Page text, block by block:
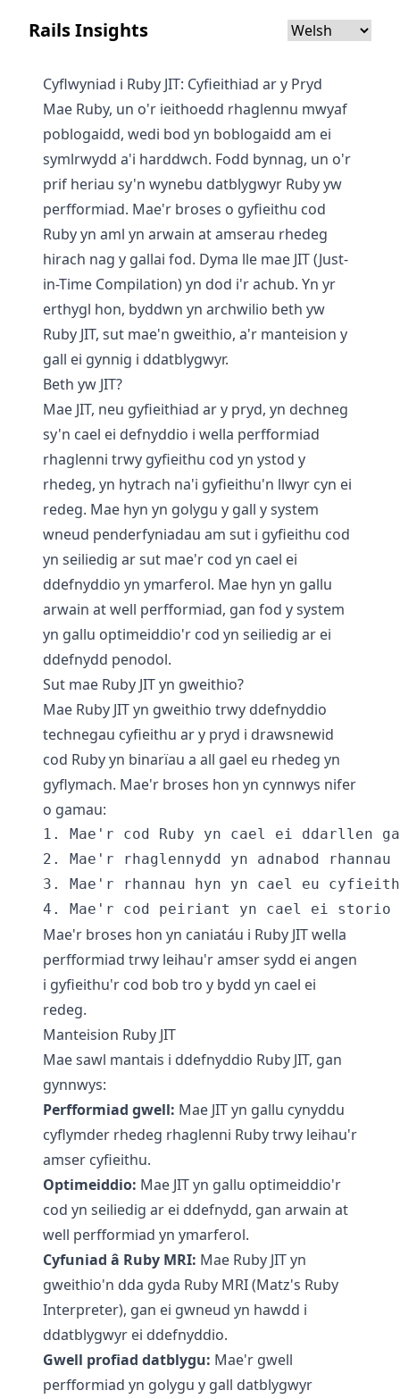
Rails Insights
Cyflwyniad i Ruby JIT: Cyfieithiad ar y Pryd
Mae Ruby, un o'r ieithoedd rhaglennu mwyaf
poblogaidd, wedi bod yn boblogaidd am ei
symlrwydd a'i harddwch. Fodd bynnag, un o'r
prif heriau sy'n wynebu datblygwyr Ruby yw
perfformiad. Mae'r broses o gyfieithu cod
Ruby yn aml yn arwain at amserau rhedeg
hirach nag y gallai fod. Dyma lle mae JIT (Just-
in-Time Compilation) yn dod i'r achub. Yn yr
erthygl hon, byddwn yn archwilio beth yw
Ruby JIT, sut mae'n gweithio, a'r manteision y
gall ei gynnig i ddatblygwyr.
Beth yw JIT?
Mae JIT, neu gyfieithiad ar y pryd, yn dechneg
sy'n cael ei defnyddio i wella perfformiad
rhaglenni trwy gyfieithu cod yn ystod y
rhedeg, yn hytrach na'i gyfieithu'n llwyr cyn ei
redeg. Mae hyn yn golygu y gall y system
wneud penderfyniadau am sut i gyfieithu cod
yn seiliedig ar sut mae'r cod yn cael ei
ddefnyddio yn ymarferol. Mae hyn yn gallu
arwain at well perfformiad, gan fod y system
yn gallu optimeiddio'r cod yn seiliedig ar ei
ddefnydd penodol.
Sut mae Ruby JIT yn gweithio?
Mae Ruby JIT yn gweithio trwy ddefnyddio
technegau cyfieithu ar y pryd i drawsnewid
cod Ruby yn binarïau a all gael eu rhedeg yn
gyflymach. Mae'r broses hon yn cynnwys nifer
o gamau:
1. Mae'r cod Ruby yn cael ei ddarllen
2. Mae'r rhaglennydd yn adnabod
3. Mae'r rhannau hyn yn cael eu
Mae'r broses hon yn caniatáu i Ruby JIT wella
perfformiad trwy leihau'r amser sydd ei angen
i gyfieithu'r cod bob tro y bydd yn cael ei
redeg.
Manteision Ruby JIT
Mae sawl mantais i ddefnyddio Ruby JIT, gan
gynnwys:
Perfformiad gwell: Mae JIT yn gallu cynyddu
cyflymder rhedeg rhaglenni Ruby trwy leihau'r
amser cyfieithu.
Optimeiddio: Mae JIT yn gallu optimeiddio'r
cod yn seiliedig ar ei ddefnydd, gan arwain at
well perfformiad yn ymarferol.
Cyfuniad â Ruby MRI: Mae Ruby JIT yn
gweithio'n dda gyda Ruby MRI (Matz's Ruby
Interpreter), gan ei gwneud yn hawdd i
ddatblygwyr ei ddefnyddio.
Gwell profiad datblygu: Mae'r gwell
perfformiad yn golygu y gall datblygwyr